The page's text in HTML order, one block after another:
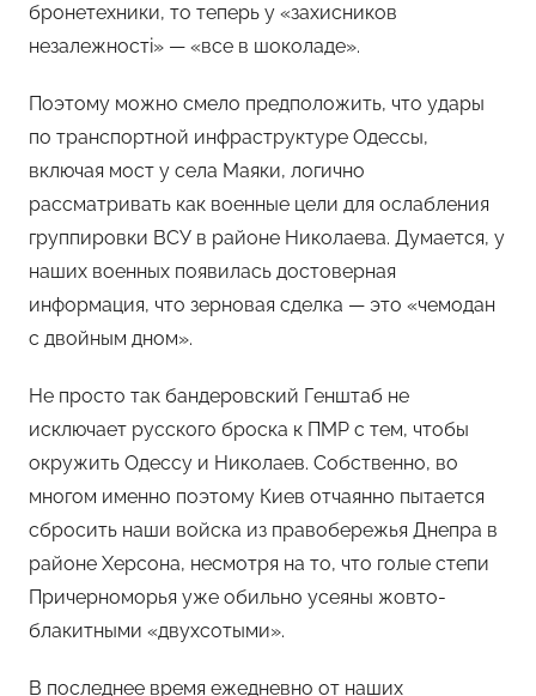
бронетехники, то теперь у «захисников
незалежностi» — «все в шоколаде».
Поэтому можно смело предположить, что удары
по транспортной инфраструктуре Одессы,
включая мост у села Маяки, логично
рассматривать как военные цели для ослабления
группировки ВСУ в районе Николаева. Думается, у
наших военных появилась достоверная
информация, что зерновая сделка — это «чемодан
с двойным дном».
Не просто так бандеровский Генштаб не
исключает русского броска к ПМР с тем, чтобы
окружить Одессу и Николаев. Собственно, во
многом именно поэтому Киев отчаянно пытается
сбросить наши войска из правобережья Днепра в
районе Херсона, несмотря на то, что голые степи
Причерноморья уже обильно усеяны жовто-
блакитными «двухсотыми».
В последнее время ежедневно от наших